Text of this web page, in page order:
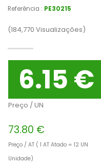
Referência : PE30215
(184,770 Visualizações)
6.15 €
Preço / UN
73.80 €
Preço / AT ( 1 AT Atado = 12 UN
Unidade)